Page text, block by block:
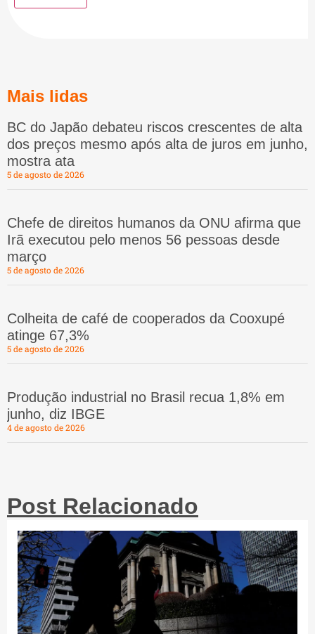
Mais lidas
BC do Japão debateu riscos crescentes de alta
dos preços mesmo após alta de juros em junho,
mostra ata
5 de agosto de 2026
Chefe de direitos humanos da ONU afirma que
Irã executou pelo menos 56 pessoas desde
março
5 de agosto de 2026
Colheita de café de cooperados da Cooxupé
atinge 67,3%
5 de agosto de 2026
Produção industrial no Brasil recua 1,8% em
junho, diz IBGE
4 de agosto de 2026
Post Relacionado